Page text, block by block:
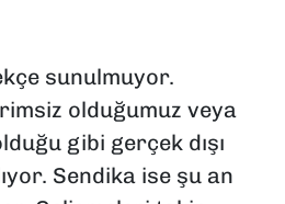
sunulmuyor.
olduğumuz veya
gibi gerçek dışı
Sendika ise şu an